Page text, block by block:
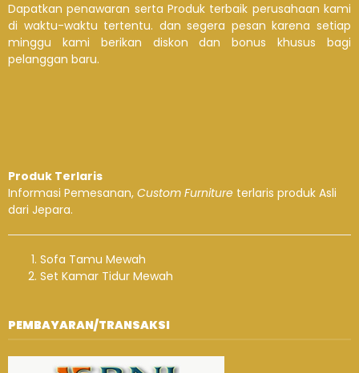
Dapatkan penawaran serta Produk terbaik perusahaan kami
di waktu-waktu tertentu. dan segera pesan karena setiap
minggu kami berikan diskon dan bonus khusus bagi
pelanggan baru.
Produk Terlaris
Informasi Pemesanan, Custom Furniture terlaris produk Asli
dari Jepara.
Sofa Tamu Mewah
Set Kamar Tidur Mewah
PEMBAYARAN/TRANSAKSI